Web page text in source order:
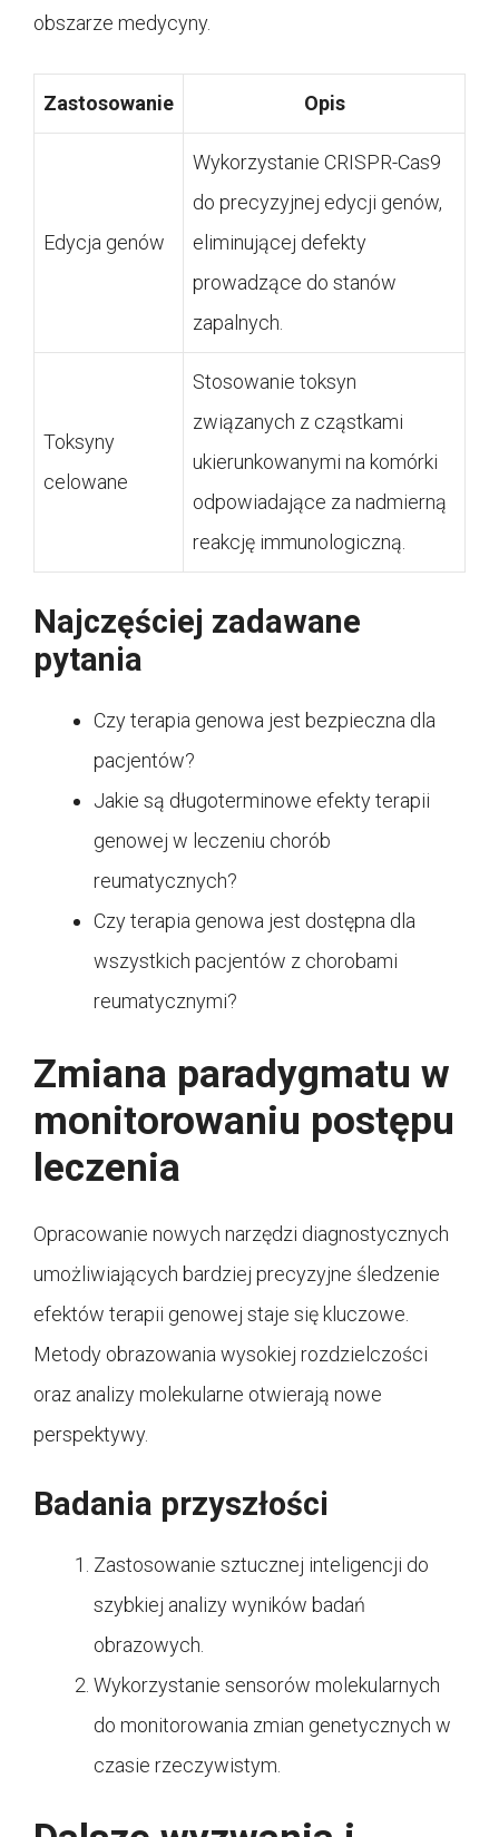
obszarze medycyny.
Zastosowanie Opis
Edycja genów
Wykorzystanie CRISPR-Cas9
do precyzyjnej edycji genów,
eliminującej defekty
prowadzące do stanów
zapalnych.
Toksyny
celowane
Stosowanie toksyn
związanych z cząstkami
ukierunkowanymi na komórki
odpowiadające za nadmierną
reakcję immunologiczną.
Najczęściej zadawane
pytania
Czy terapia genowa jest bezpieczna dla
pacjentów?
Jakie są długoterminowe efekty terapii
genowej w leczeniu chorób
reumatycznych?
Czy terapia genowa jest dostępna dla
wszystkich pacjentów z chorobami
reumatycznymi?
Zmiana paradygmatu w
monitorowaniu postępu
leczenia
Opracowanie nowych narzędzi diagnostycznych
umożliwiających bardziej precyzyjne śledzenie
efektów terapii genowej staje się kluczowe.
Metody obrazowania wysokiej rozdzielczości
oraz analizy molekularne otwierają nowe
perspektywy.
Badania przyszłości
Zastosowanie sztucznej inteligencji do
szybkiej analizy wyników badań
obrazowych.
Wykorzystanie sensorów molekularnych
do monitorowania zmian genetycznych w
czasie rzeczywistym.